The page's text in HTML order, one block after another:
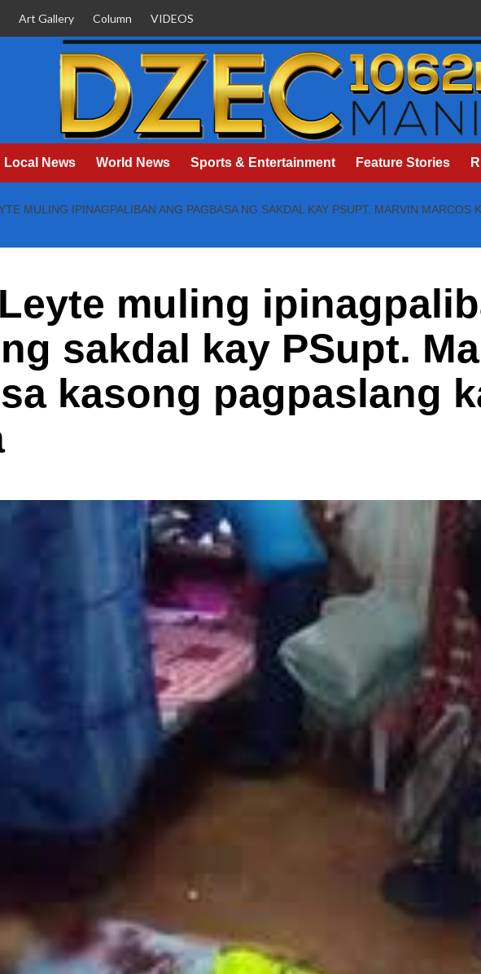
Art Gallery Column VIDEOS
Local News World News Sports & Entertainment Feature Stories
MULING IPINAGPALIBAN ANG PAGBASA NG SAKDAL KAY PSUPT. MARVIN MARCOS
muling
sakdal kay PSupt.
kasong pagpaslang